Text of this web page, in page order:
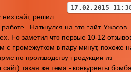
17.02.2015
них сайт, решил
Наткнулся на это сайт. Ужасов
Но заметил что первые 10-12
с промежутком в пару минут, похоже
по производству продукции из
такая же тема - конкуренты